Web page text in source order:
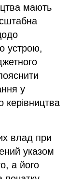
мають
устрою,
у
керівництва
влад при
указом
а його